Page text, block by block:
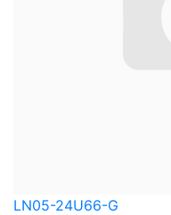
LN05-24U66-G